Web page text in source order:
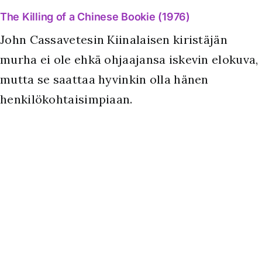
The Killing of a Chinese Bookie (1976)
John Cassavetesin Kiinalaisen kiristäjän
murha ei ole ehkä ohjaajansa iskevin elokuva,
mutta se saattaa hyvinkin olla hänen
henkilökohtaisimpiaan.